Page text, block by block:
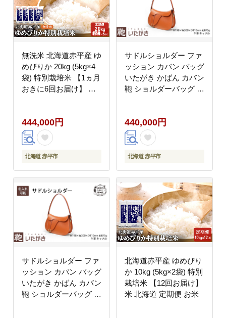
無洗米 北海道赤平産 ゆ
めぴりか 20kg (5kg×4
袋) 特別栽培米 【1ヵ月
おきに6回お届け】 米
444,000円
北海道 赤平市
サドルショルダー ファ
ッション カバン バッグ
いたがき かばん カバン
鞄 ショルダーバッグ 革
ル ファッション 北海道
赤平 名入れ無
440,000円
北海道 赤平市
サドルショルダー ファ
ッション カバン バッグ
いたがき かばん カバン
鞄 ショルダーバッグ 革
北海道赤平産 ゆめぴり
か 10kg (5kg×2袋) 特別
栽培米 【12回お届け】
米 北海道 定期便 お米